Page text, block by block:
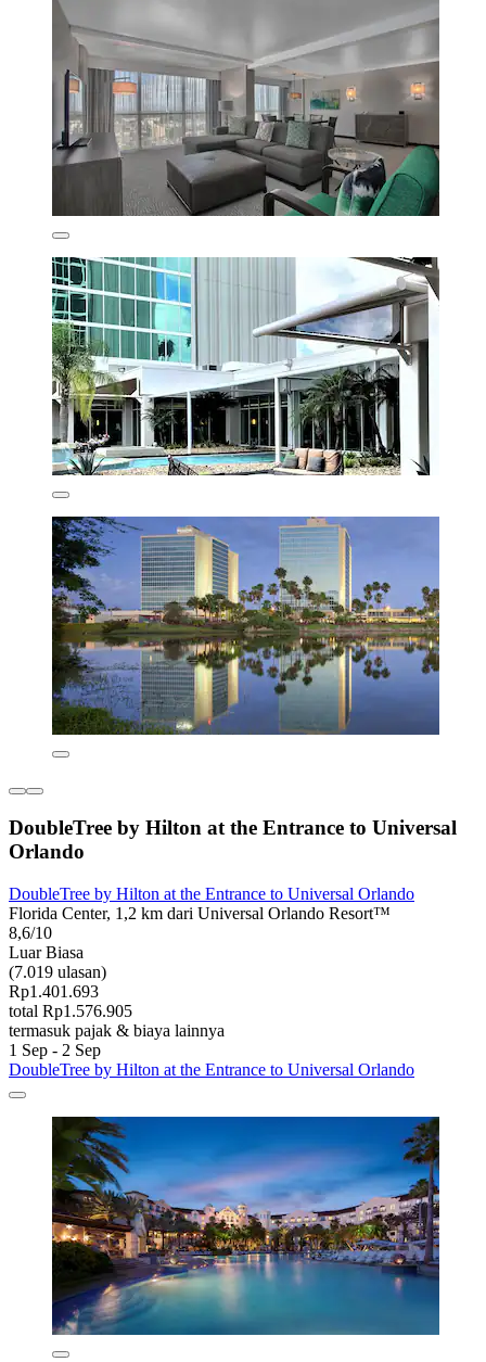
DoubleTree by Hilton at the Entrance to Universal
Orlando
DoubleTree by Hilton at the Entrance to Universal Orlando
Florida Center, 1,2 km dari Universal Orlando Resort™
8,6/10
Luar Biasa
(7.019 ulasan)
Rp1.401.693
total Rp1.576.905
termasuk pajak & biaya lainnya
1 Sep - 2 Sep
DoubleTree by Hilton at the Entrance to Universal Orlando